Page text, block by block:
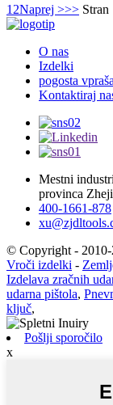
1 2Naprej >>> Stran
O nas
Izdelki
pogosta
Kontaktiraj
Mestni
provinca
400-1661-878
© Copyright - 2010-
Vroči izdelki -
Izdelava zračnih
udarna pištola,
ključ,
Pošlji sporočilo
x